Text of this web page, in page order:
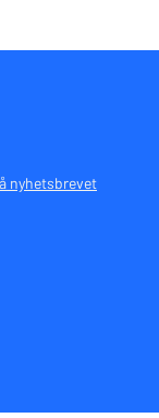
nyhetsbrevet